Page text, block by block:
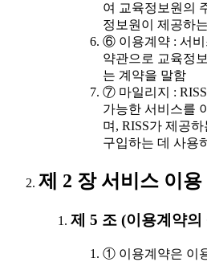
여 교육정보원의
정보원이 제공하
⑥ 이용계약 : 서비
약관으로 교육정
는 계약을 말함
⑦ 마일리지 :
가능한 서비스를
며, RISS가 제공
구입하는 데 사용
제 2 장 서비스 이용
제 5 조 (이용계약의
① 이용계약은 이